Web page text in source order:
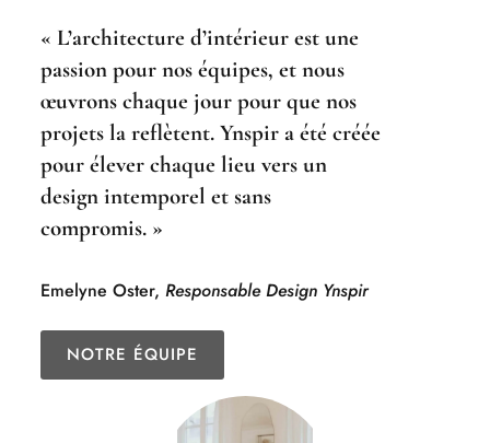
« L’architecture d’intérieur est une
passion pour nos équipes, et nous
œuvrons chaque jour pour que nos
projets la reflètent. Ynspir a été créée
pour élever chaque lieu vers un
design intemporel et sans
compromis. »
Emelyne Oster,Responsable Design Ynspir
NOTRE ÉQUIPE